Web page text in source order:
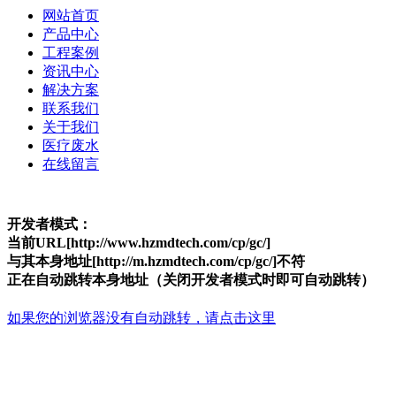
网站首页
产品中心
工程案例
资讯中心
解决方案
联系我们
关于我们
医疗废水
在线留言
开发者模式：
当前URL[http://www.hzmdtech.com/cp/gc/]
与其本身地址[http://m.hzmdtech.com/cp/gc/]不符
正在自动跳转本身地址（关闭开发者模式时即可自动跳转）
如果您的浏览器没有自动跳转，请点击这里